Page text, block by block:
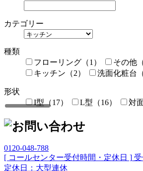
カテゴリー
種類
フローリング（1）
その他
キッチン（2）
洗面化粧台（
形状
I型（17）
L型（16） 対
メーカー
住宅タイプ
マンション（20）
0120-048-788
[ コールセンター受付時間・定休日 ]
定休日：大型連休